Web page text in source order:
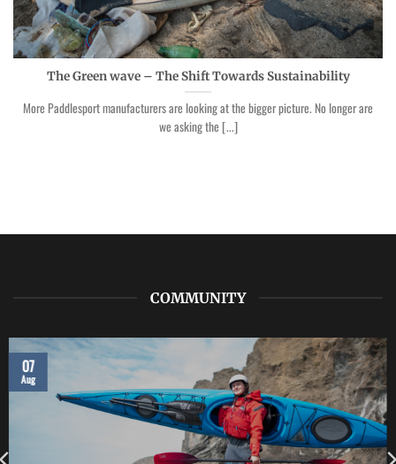
The Green wave – The Shift Towards Sustainability
More Paddlesport manufacturers are looking at the bigger picture. No longer are
we asking the [...]
COMMUNITY
07
Aug